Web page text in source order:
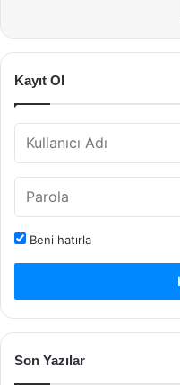
Kayıt Ol
Beni hatırla
Son Yazılar